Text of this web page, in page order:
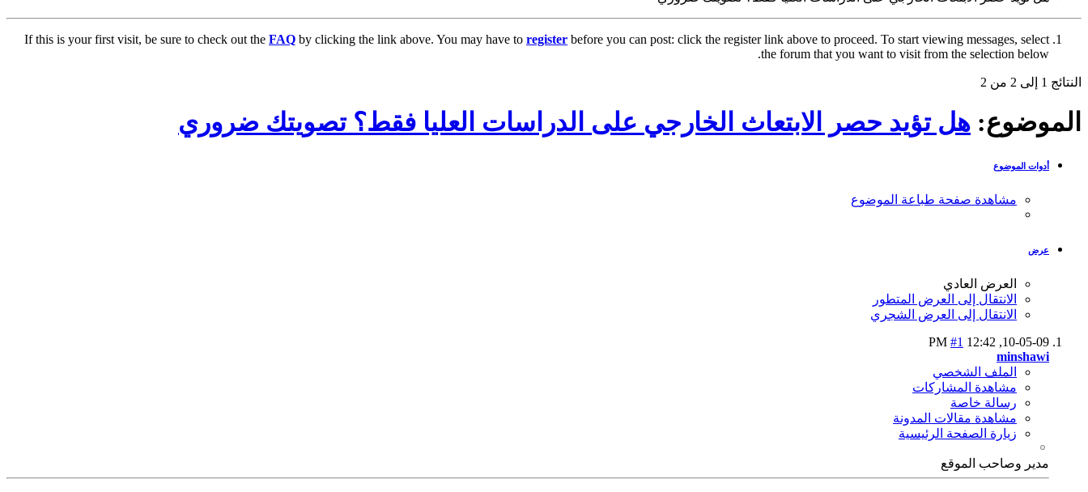
If this is your first visit, be sure to check out the FAQ by clicking the link above. You may have to register before you can post: click the register link above to proceed. To start viewing messages, select
the forum that you want to visit from the selection below.
النتائج 1 إلى 2 من 2
الموضوع: هل تؤيد حصر الابتعاث الخارجي على الدراسات العليا فقط؟ تصويتك ضروري
أدوات الموضوع
مشاهدة صفحة طباعة الموضوع
عرض
العرض العادي
الانتقال إلى العرض المتطور
الانتقال إلى العرض الشجري
10-05-09,
12:42 PM
#1
minshawi
الملف الشخصي
مشاهدة المشاركات
رسالة خاصة
مشاهدة مقالات المدونة
زيارة الصفحة الرئيسية
مدير وصاحب الموقع